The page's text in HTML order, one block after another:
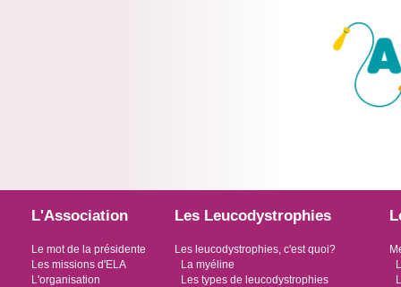
L'Association
Le mot de la présidente
Les missions d'ELA
L'organisation
Les Leucodystrophies
Les leucodystrophies, c'est quoi?
La myéline
Les types de leucodystrophies